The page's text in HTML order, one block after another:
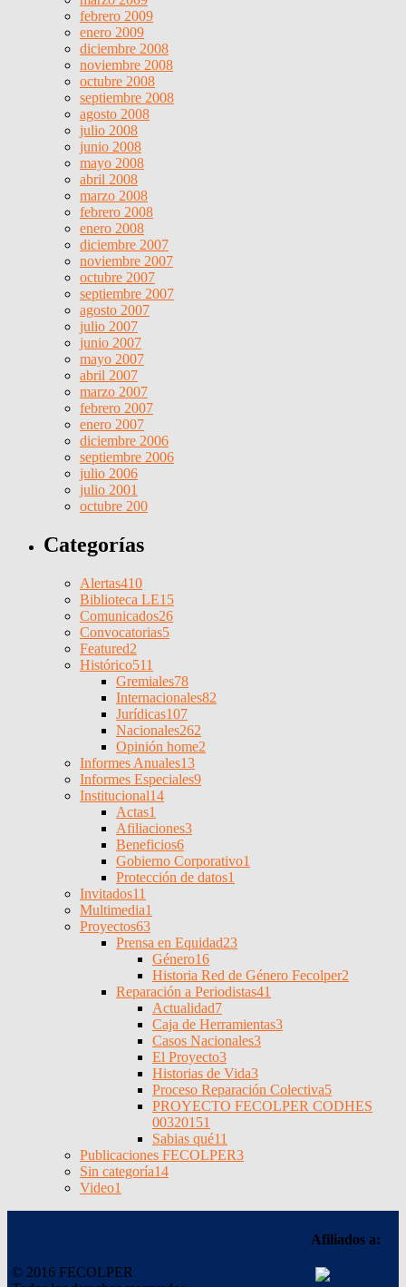
febrero 2009
enero 2009
diciembre 2008
noviembre 2008
octubre 2008
septiembre 2008
agosto 2008
julio 2008
junio 2008
mayo 2008
abril 2008
marzo 2008
febrero 2008
enero 2008
diciembre 2007
noviembre 2007
octubre 2007
septiembre 2007
agosto 2007
julio 2007
junio 2007
mayo 2007
abril 2007
marzo 2007
febrero 2007
enero 2007
diciembre 2006
septiembre 2006
julio 2006
julio 2001
octubre 200
Categorías
Alertas410
Biblioteca LE15
Comunicados26
Convocatorias5
Featured2
Histórico511
Gremiales78
Internacionales82
Jurídicas107
Nacionales262
Opinión home2
Informes Anuales13
Informes Especiales9
Institucional14
Actas1
Afiliaciones3
Beneficios6
Gobierno Corporativo1
Protección de datos1
Invitados11
Multimedia1
Proyectos63
Prensa en Equidad23
Género16
Historia Red de Género Fecolper2
Reparación a Periodistas41
Actualidad7
Caja de Herramientas3
Casos Nacionales3
El Proyecto3
Historias de Vida3
Proceso Reparación Colectiva5
PROYECTO FECOLPER CODHES
00320151
Sabias qué11
Publicaciones FECOLPER3
Sin categoría14
Video1
© 2016 FECOLPER
Afiliados a: